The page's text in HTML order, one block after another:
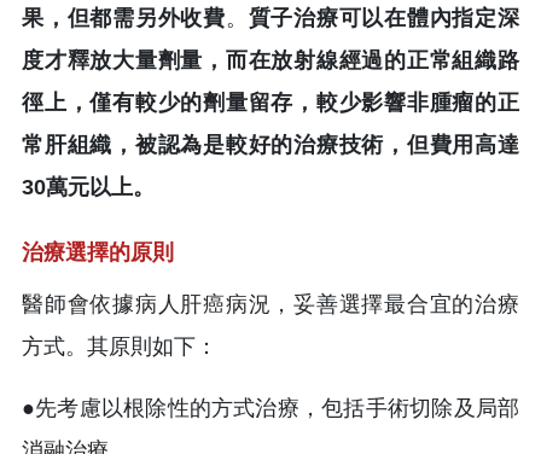
果，但都需另外收費。 質子治療可以在體內指定深
度才釋放大量劑量，而在放射線經過的正常組織路
徑上，僅有較少的劑量留存，較少影響非腫瘤的正
常肝組織，被認為是較好的治療技術，但費用高達
30萬元以上。
治療選擇的原則
醫師會依據病人肝癌病況，妥善選擇最合宜的治療
方式。其原則如下：
●先考慮以根除性的方式治療，包括手術切除及局部